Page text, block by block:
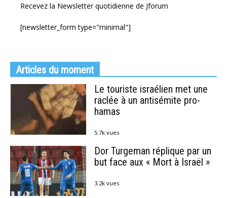
Recevez la Newsletter quotidienne de Jforum
[newsletter_form type="minimal"]
Articles du moment
Le touriste israélien met une
raclée à un antisémite pro-
hamas
5.7k vues
Dor Turgeman réplique par un
but face aux « Mort à Israël »
3.2k vues